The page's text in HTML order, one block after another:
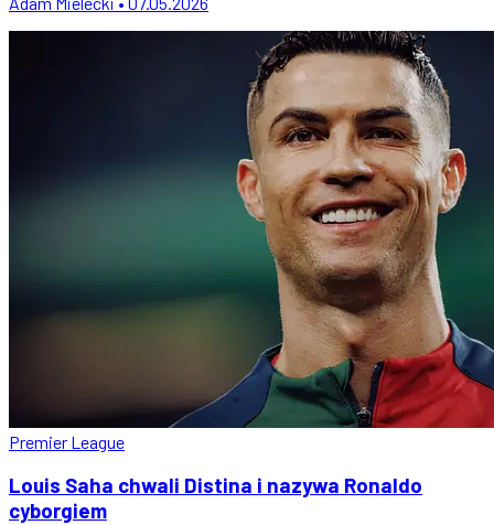
Premier League
Louis Saha chwali Distina i nazywa Ronaldo
cyborgiem